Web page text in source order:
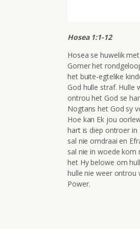
Hosea 1:1-12
Hosea se huwelik
Gomer het
het buite-egtelike
God hulle straf. Hulle
ontrou het God se
Nogtans het God sy
Hoe kan Ek jou
hart is diep ontroer in
sal nie omdraai en
sal nie in woede kom
het Hy belowe om
hulle nie weer ontrou
Power.